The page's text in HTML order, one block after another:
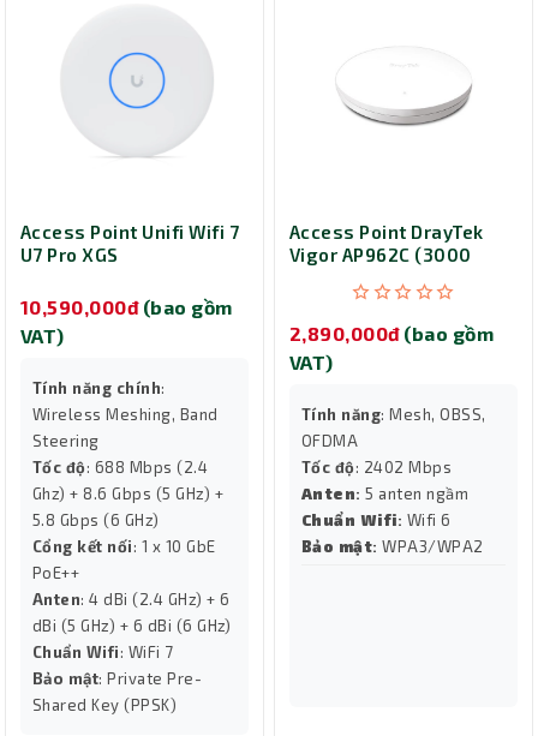
Access Point Unifi Wifi 7
U7 Pro XGS
10,590,000đ (bao gồm
VAT)
Tính năng chính:
Wireless Meshing, Band
Steering
Tốc độ: 688 Mbps (2.4
Ghz) + 8.6 Gbps (5 GHz) +
5.8 Gbps (6 GHz)
Cổng kết nối: 1 x 10 GbE
PoE++
Anten: 4 dBi (2.4 GHz) + 6
dBi (5 GHz) + 6 dBi (6 GHz)
Chuẩn Wifi: WiFi 7
Bảo mật: Private Pre-
Shared Key (PPSK)
Access Point DrayTek
Vigor AP962C (3000
2,890,000đ (bao gồm
VAT)
Tính năng: Mesh, OBSS,
OFDMA
Tốc độ: 2402 Mbps
Anten:5 anten ngầm
Chuẩn Wifi: Wifi 6
Bảo mật:WPA3/WPA2